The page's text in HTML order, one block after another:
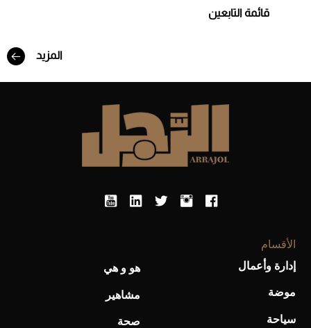
قائمة التابعين
المزيد
الأقسام
إدارة وأعمال
موضة
سياحة
هو و هي
مشاهير
صحة